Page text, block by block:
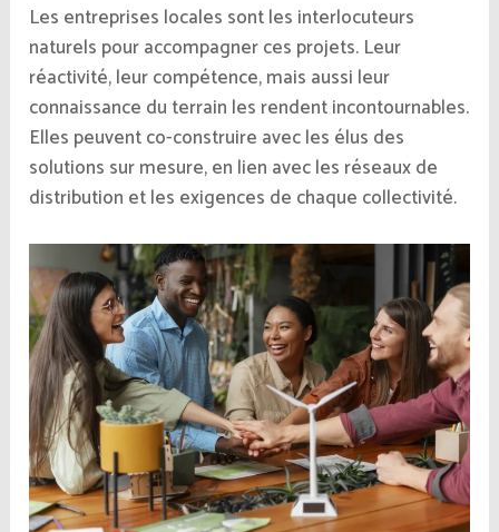
Les entreprises locales sont les interlocuteurs
naturels pour accompagner ces projets. Leur
réactivité, leur compétence, mais aussi leur
connaissance du terrain les rendent incontournables.
Elles peuvent co-construire avec les élus des
solutions sur mesure, en lien avec les réseaux de
distribution et les exigences de chaque collectivité.